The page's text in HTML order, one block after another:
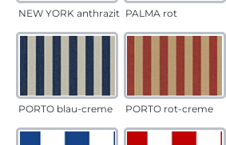
NEW YORK anthrazit PALMA rot
PORTO blau-creme PORTO rot-creme